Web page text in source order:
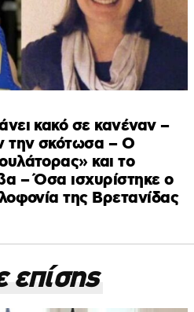
κακό σε κανέναν –
την σκότωσα – Ο
και το
– Όσα ισχυρίστηκε ο
της Βρετανίδας
επίσης